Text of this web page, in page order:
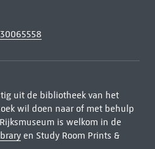
uit de bibliotheek van het
wil doen naar of met behulp
is welkom in de
en Study Room Prints &